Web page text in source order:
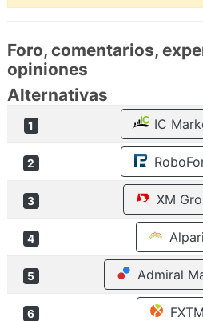
Foro, comentarios,
opiniones
Alternativas
1 IC
2
3 XM
4 Alpari
5 Admiral
6 FXTM